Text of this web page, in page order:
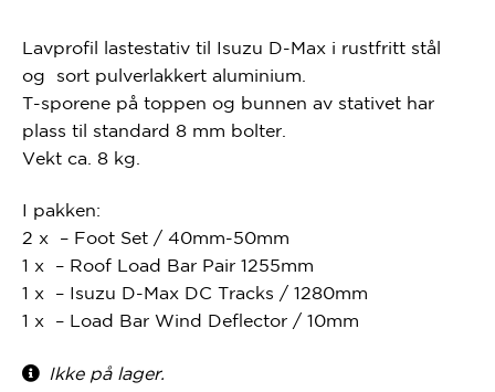
Lavprofil lastestativ til Isuzu D-Max i rustfritt stål
og sort pulverlakkert aluminium.
T-sporene på toppen og bunnen av stativet har
plass til standard 8 mm bolter.
Vekt ca. 8 kg.
I pakken:
2 x – Foot Set / 40mm-50mm
1 x – Roof Load Bar Pair 1255mm
1 x – Isuzu D-Max DC Tracks / 1280mm
1 x – Load Bar Wind Deflector / 10mm
Ikke på lager.